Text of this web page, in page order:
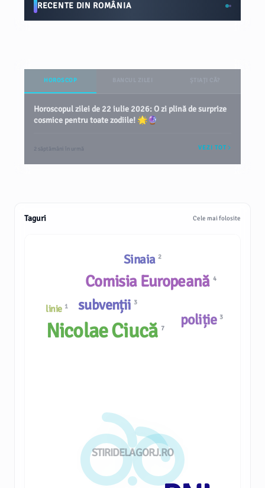
RECENTE DIN ROMÂNIA
HOROSCOP
Horoscopul zilei de 22 iulie 2026: O zi plină de surprize
cosmice pentru toate zodiile! 🌟🔮
2 săptămâni în urmă VEZI TOT
Taguri Cele mai folosite
STIRIDELAGORJ.RO
subvenții 3
Comisia Europeană 4
Sinaia 2
linie 1
Nicolae Ciucă7 poliție 3